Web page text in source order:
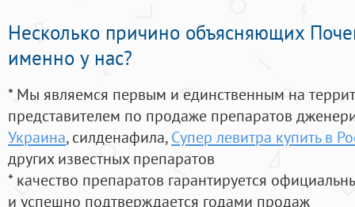
Несколько причино объясняющих
именно у нас?
* Мы являемся первым и единственным на
представителем по продаже препаратов
Украина, силденафила, Супер левитра купить в
других известных препаратов
* качество препаратов гарантируется
и успешно подтверждается годами продаж